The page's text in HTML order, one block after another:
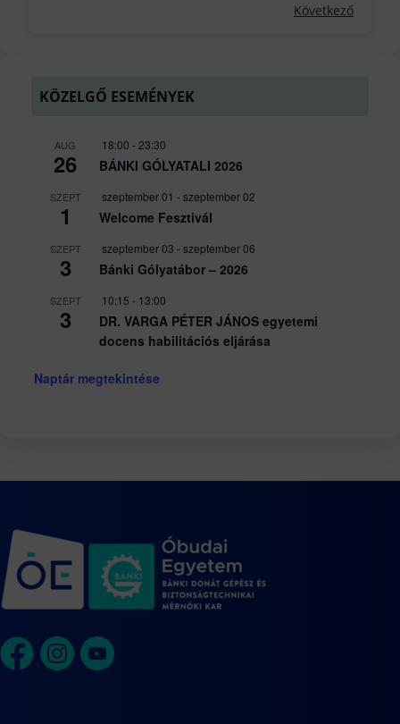
Következő
KÖZELGŐ ESEMÉNYEK
AUG
26
18:00 -23:30
BÁNKI GÓLYATALI 2026
SZEPT
1
szeptember 01 -szeptember 02
Welcome Fesztivál
SZEPT
3
szeptember 03 -szeptember 06
Bánki Gólyatábor – 2026
SZEPT
3
10:15 - 13:00
DR. VARGA PÉTER JÁNOS egyetemi
docens habilitációs eljárása
Naptár megtekintése